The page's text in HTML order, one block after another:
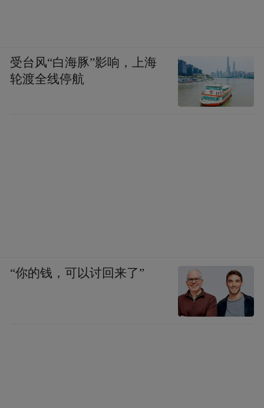
受台风“白海豚”影响，上海
轮渡全线停航
“你的钱，可以讨回来了”